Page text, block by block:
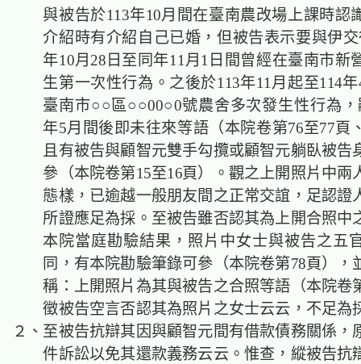
與被告於113年10月間在臺南農改場上課時認
介紹時有介紹自己已婚，但被告表示要與伊
年10月28日至同年11月1日間曾經在臺南市新
生第一次性行為。之後於113年11月起至114
臺南市○○區○○00○0號農舍多次發生性行為，
年5月間後即未往來等語（本院卷第76至77頁
且有被告與顧智元雙手勾攬或顧智元躺臥被告
參（本院卷第15至16頁）。觀之上開照片中兩
態樣，已逾越一般朋友間之正常交誼，足認證
所證應足為採。至被告雖否認其為上開合照中
本院當庭勘驗結果，照片中女士與被告之五
同，有本院勘驗筆錄可參（本院卷第78頁），
稱：上開照片為其與被告之合照等語（本院卷
徵被告空言否認其為照片之女士云云，不足為
２、至被告抗辯其因與顧智元間有借款債務關係，
件訴訟以免其還款義務云云。惟查，縱被告抗